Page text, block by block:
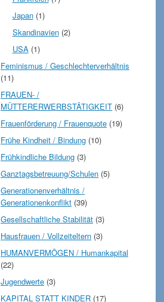
Japan(1)
Skandinavien(2)
USA(1)
Feminismus / Geschlechterverhältnis
(11)
FRAUEN- /
MÜTTERERWERBSTÄTIGKEIT (6)
Frauenförderung / Frauenquote (19)
Frühe Kindheit / Bindung (10)
Frühkindliche Bildung (3)
Ganztagsbetreuung/Schulen (5)
Generationenverhältnis /
Generationenkonflikt (39)
Gesellschaftliche Stabilität (3)
Hausfrauen / Vollzeiteltern (3)
HUMANVERMÖGEN / Humankapital
(22)
Jugendwerte (3)
KAPITAL STATT KINDER (17)